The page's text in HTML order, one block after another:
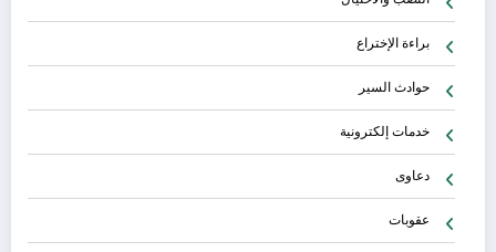
براءة الإختراع
حوادث السير
خدمات إلكترونية
دعاوى
عقوبات